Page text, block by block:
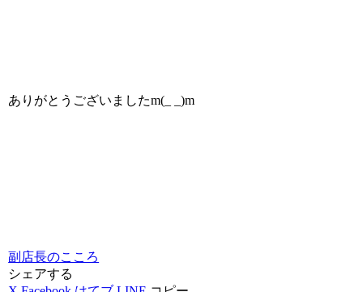
ありがとうございましたm(_ _)m
副店長のこころ
シェアする